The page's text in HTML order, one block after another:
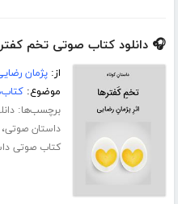
🎧 دانلود کتاب صوتی تخم
از:پژمان
موضوع:
برچسب‌ها:
داستان صوتی
کتاب صوتی